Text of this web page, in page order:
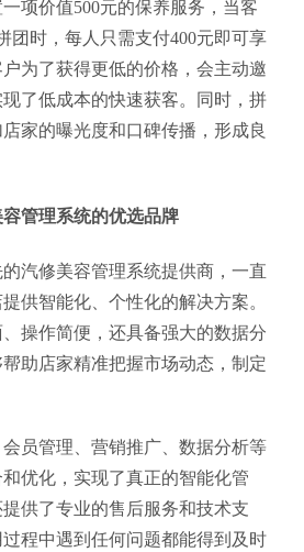
项价值500元的保养服务，当客
团时，每人只需支付400元即可享
为了获得更低的价格，会主动邀
了低成本的快速获客。同时，拼
家的曝光度和口碑传播，形成良
管理系统的优选品牌
汽修美容管理系统提供商，一直
供智能化、个性化的解决方案。
操作简便，还具备强大的数据分
助店家精准把握市场动态，制定
员管理、营销推广、数据分析等
优化，实现了真正的智能化管
供了专业的售后服务和技术支
程中遇到任何问题都能得到及时